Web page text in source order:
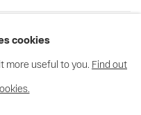
cookies
more useful to you. Find out